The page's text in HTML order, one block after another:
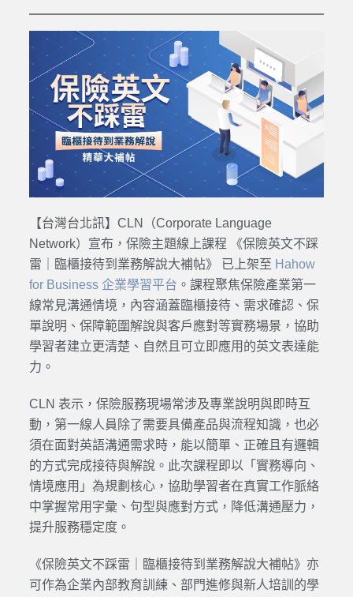
【台灣台北訊】 CLN（Corporate Language
Network）宣布，保險主題線上課程 《保險英文不踩
雷｜臨櫃接待到業務解說大補帖》 已上架至 Hahow
for Business 企業學習平台 。課程聚焦保險產業第一
線常見溝通情境，內容涵蓋臨櫃接待、需求確認、保
單說明、保障範圍解說與客戶應對等實務場景，協助
學習者建立更清楚、自然且可立即應用的英文表達能
力。
CLN 表示，保險服務現場常涉及專業說明與即時互
動，第一線人員除了需要具備產品與流程知識，也必
須在面對英語溝通需求時，能以簡單、正確且有邏輯
的方式完成接待與解說。此次課程即以「實務導向、
情境應用」為規劃核心，協助學習者在真實工作脈絡
中掌握常用字彙、句型與應對方式，降低溝通壓力，
提升服務穩定度。
《保險英文不踩雷｜臨櫃接待到業務解說大補帖》亦
可作為企業內部教育訓練、部門進修與新人培訓的學